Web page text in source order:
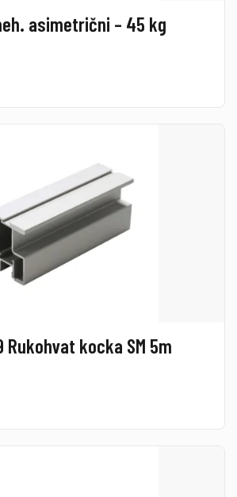
asimetrični – 45 kg
Rukohvat kocka SM 5m